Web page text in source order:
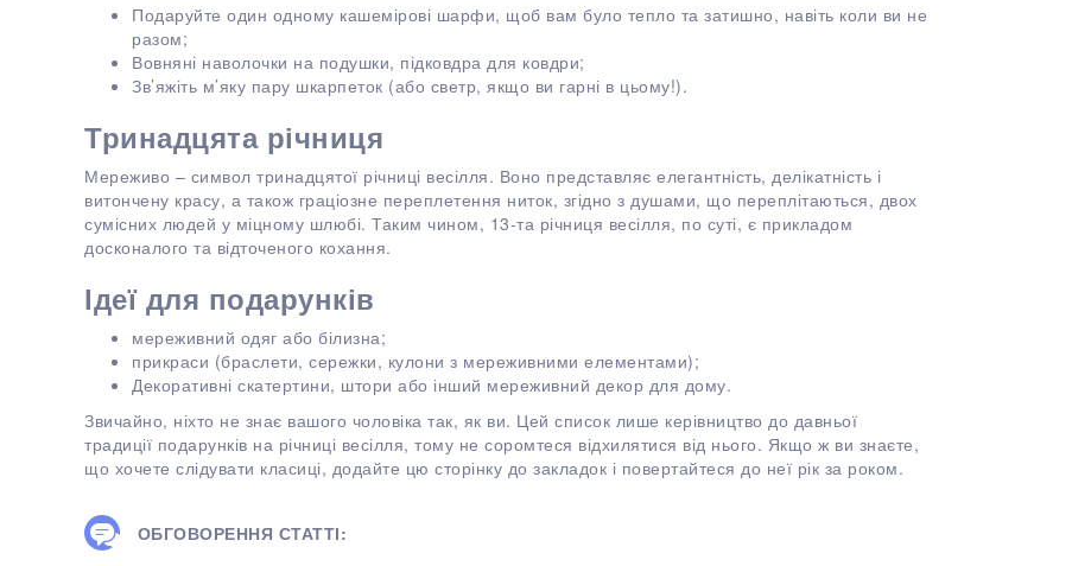
Подаруйте один одному кашемірові шарфи, щоб вам було тепло та затишно, навіть коли ви не
разом;
Вовняні наволочки на подушки, підковдра для ковдри;
Зв’яжіть м’яку пару шкарпеток (або светр, якщо ви гарні в цьому!).
Тринадцята річниця
Мереживо – символ тринадцятої річниці весілля. Воно представляє елегантність, делікатність і
витончену красу, а також граціозне переплетення ниток, згідно з душами, що переплітаються, двох
сумісних людей у міцному шлюбі. Таким чином, 13-та річниця весілля, по суті, є прикладом
досконалого та відточеного кохання.
Ідеї для подарунків
мереживний одяг або білизна;
прикраси (браслети, сережки, кулони з мереживними елементами);
Декоративні скатертини, штори або інший мереживний декор для дому.
Звичайно, ніхто не знає вашого чоловіка так, як ви. Цей список лише керівництво до давньої
традиції подарунків на річниці весілля, тому не соромтеся відхилятися від нього. Якщо ж ви знаєте,
що хочете слідувати класиці, додайте цю сторінку до закладок і повертайтеся до неї рік за роком.
ОБГОВОРЕННЯ СТАТТІ: